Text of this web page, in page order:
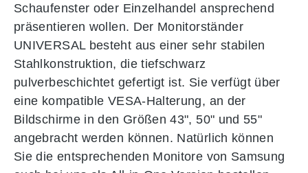
Schaufenster oder Einzelhandel ansprechend
präsentieren wollen. Der Monitorständer
UNIVERSAL besteht aus einer sehr stabilen
Stahlkonstruktion, die tiefschwarz
pulverbeschichtet gefertigt ist. Sie verfügt über
eine kompatible VESA-Halterung, an der
Bildschirme in den Größen 43", 50" und 55"
angebracht werden können. Natürlich können
Sie die entsprechenden Monitore von Samsung